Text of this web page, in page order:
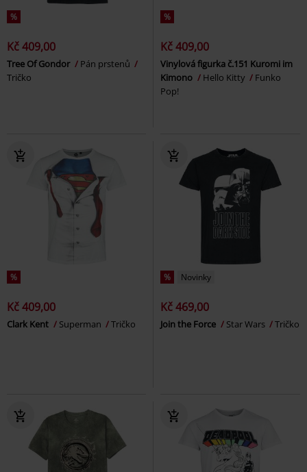
%
Kč 409,00
Tree Of Gondor
Pán prstenů
Tričko
%
Kč 409,00
Vinylová figurka č.151 Kuromi im
Kimono
Hello Kitty
Funko
Pop!
%
Kč 409,00
Clark Kent Superman Tričko
% Novinky
Kč 469,00
Join the Force Star Wars Tričko